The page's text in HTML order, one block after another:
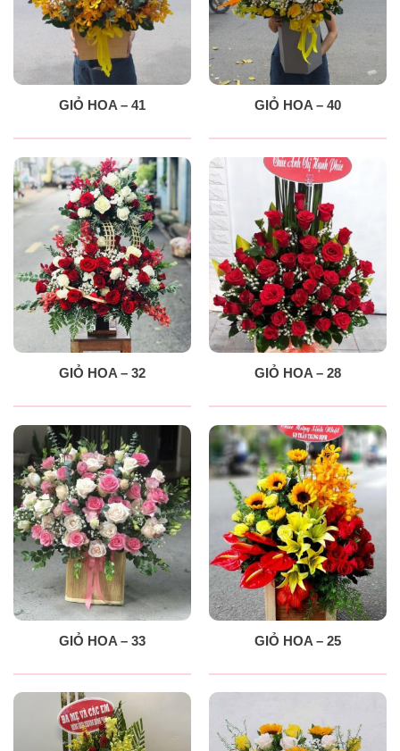
GIỎ HOA – 41 GIỎ HOA – 40
GIỎ HOA – 32 GIỎ HOA – 28
GIỎ HOA – 33 GIỎ HOA – 25